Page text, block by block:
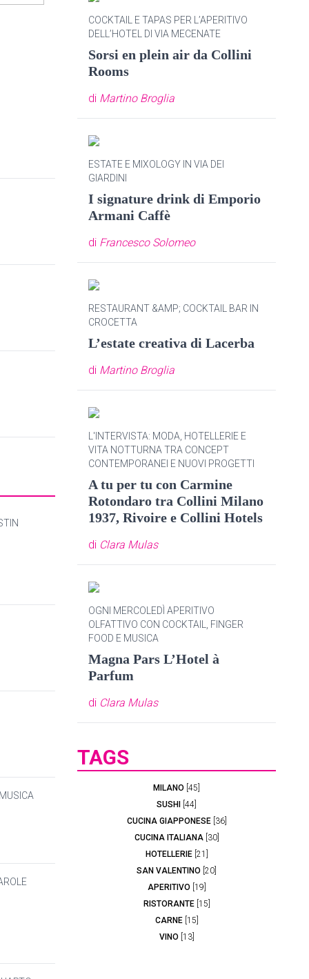
COCKTAIL E TAPAS PER L’APERITIVO
DELL’HOTEL DI VIA MECENATE
Sorsi en plein air da Collini
Rooms
di Martino Broglia
ESTATE E MIXOLOGY IN VIA DEI
GIARDINI
I signature drink di Emporio
Armani Caffè
di Francesco Solomeo
RESTAURANT &AMP; COCKTAIL BAR IN
CROCETTA
L’estate creativa di Lacerba
di Martino Broglia
L'INTERVISTA: MODA, HOTELLERIE E
VITA NOTTURNA TRA CONCEPT
CONTEMPORANEI E NUOVI PROGETTI
A tu per tu con Carmine
Rotondaro tra Collini Milano
1937, Rivoire e Collini Hotels
di Clara Mulas
OGNI MERCOLEDÌ APERITIVO
OLFATTIVO CON COCKTAIL, FINGER
FOOD E MUSICA
Magna Pars L’Hotel à
Parfum
di Clara Mulas
TAGS
MILANO [45]
SUSHI
[44]
CUCINA GIAPPONESE [36]
CUCINA ITALIANA [30]
HOTELLERIE [21]
SAN VALENTINO [20]
APERITIVO [19]
RISTORANTE [15]
CARNE [15]
VINO [13]